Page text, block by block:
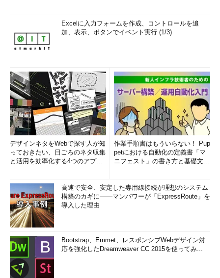
Excelに入力フォームを作成、コントロールを追
加、表示、ボタンでイベント実行 (1/3)
デザインネタをWebで探す人が知
っておきたい、日ごろのネタ収集
と活用を効率化する4つのアプリ
作業手順書はもういらない！ Pup
petにおける自動化の定義書「マ
ニフェスト」の書き方と基礎文法
高速で安全、安定した専用線接続が理想のシステム
構築のカギに――マンパワーが「ExpressRoute」を
導入した理由
Bootstrap、Emmet、レスポンシブWebデザイン対
応を強化したDreamweaver CC 2015を使ってみ...